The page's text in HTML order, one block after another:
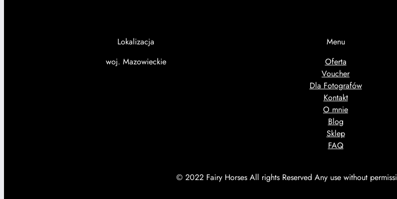
Lokalizacja
woj. Mazowieckie
Menu
Oferta
Voucher
Dla Fotografów
Kontakt
O mnie
Blog
Sklep
FAQ
© 2022 Fairy Horses All rights Reserved Any use without